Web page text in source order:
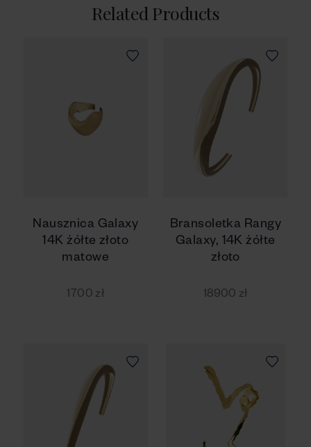
Related Products
Nausznica Galaxy
14K żółte złoto
matowe
1700 zł
Bransoletka Rangy
Galaxy, 14K żółte
złoto
18900 zł